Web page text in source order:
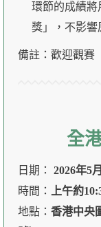
環節的成績將
獎」，不影響
備註：歡迎觀賽
全
日期： 2026年5
時間：
上午約
地點： 香港中央